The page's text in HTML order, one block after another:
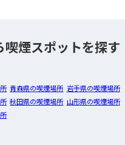
喫煙スポットを探す
青森県の喫煙場所 岩手県の喫煙場所
秋田県の喫煙場所 山形県の喫煙場所